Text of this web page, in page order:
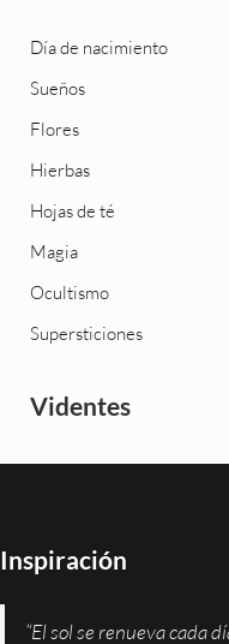
Día de nacimiento
Sueños
Flores
Hierbas
Hojas de té
Magia
Ocultismo
Supersticiones
Videntes
Inspiración
“El sol se renueva cada